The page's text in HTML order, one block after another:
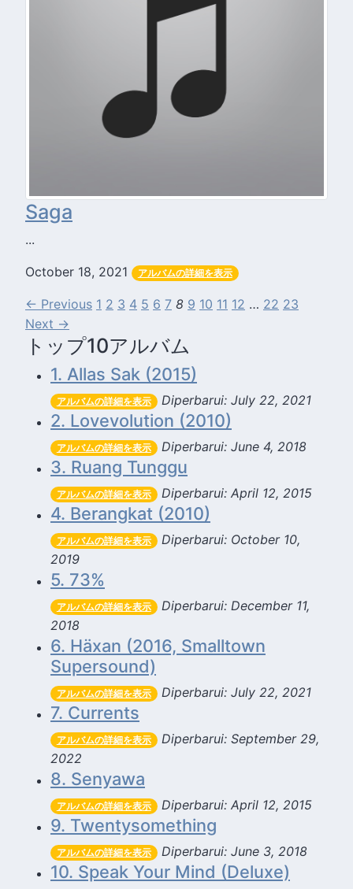
Saga
...
October 18, 2021 アルバムの詳細を表示
← Previous 1 2 3 4 5 6 7 8 9 10 11 12 … 22 23
Next →
トップ10アルバム
1. Allas Sak (2015)
アルバムの詳細を表示 Diperbarui: July 22, 2021
2. Lovevolution (2010)
アルバムの詳細を表示 Diperbarui: June 4, 2018
3. Ruang Tunggu
アルバムの詳細を表示 Diperbarui: April 12, 2015
4. Berangkat (2010)
アルバムの詳細を表示
Diperbarui: October 10,
2019
5. 73%
アルバムの詳細を表示
Diperbarui: December 11,
2018
6. Häxan (2016, Smalltown
Supersound)
アルバムの詳細を表示 Diperbarui: July 22, 2021
7. Currents
アルバムの詳細を表示
Diperbarui: September 29,
2022
8. Senyawa
アルバムの詳細を表示 Diperbarui: April 12, 2015
9. Twentysomething
アルバムの詳細を表示 Diperbarui: June 3, 2018
10. Speak Your Mind (Deluxe)